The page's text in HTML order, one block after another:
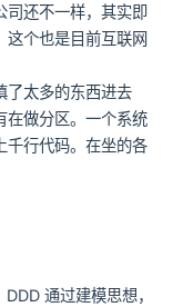
司还不一样，其实即
这个也是目前互联网
了太多的东西进去
在做分区。一个系统
千行代码。在坐的各
通过建模思想，